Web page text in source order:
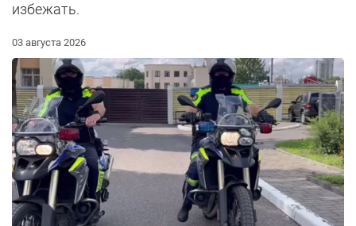
избежать.
03 августа 2026